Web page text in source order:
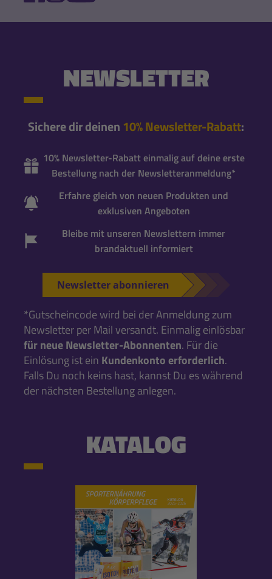
NEWSLETTER
Sichere dir deinen 10% Newsletter-Rabatt:
10% Newsletter-Rabatt einmalig auf deine erste
Bestellung nach der Newsletteranmeldung*
Erfahre gleich von neuen Produkten und
exklusiven Angeboten
Bleibe mit unseren Newslettern immer
brandaktuell informiert
Newsletter abonnieren
*Gutscheincode wird bei der Anmeldung zum
Newsletter per Mail versandt. Einmalig einlösbar
für neue Newsletter-Abonnenten. Für die
Einlösung ist ein Kundenkonto erforderlich.
Falls Du noch keins hast, kannst Du es während
der nächsten Bestellung anlegen.
KATALOG